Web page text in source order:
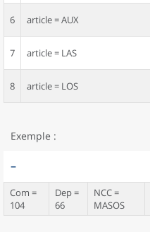
6 article = AUX
7 article = LAS
8 article = LOS
Exemple :
–
Com =
104
Dep =
66
NCC =
MASOS